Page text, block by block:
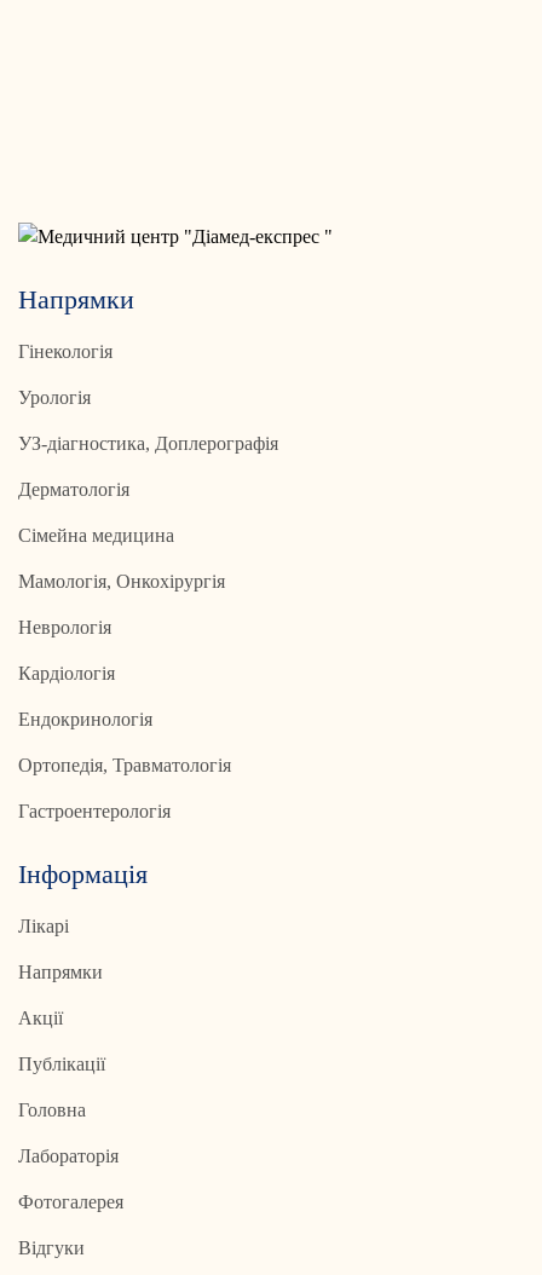
Напрямки
Гінекологія
Урологія
УЗ-діагностика, Доплерографія
Дерматологія
Сімейна медицина
Мамологія, Онкохірургія
Неврологія
Кардіологія
Ендокринологія
Ортопедія, Травматологія
Гастроентерологія
Інформація
Лікарі
Напрямки
Акції
Публікації
Головна
Лабораторія
Фотогалерея
Відгуки